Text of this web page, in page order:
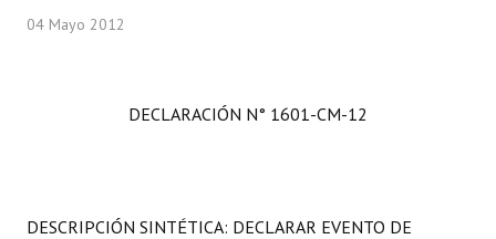
Comisiones Permanentes
LEGISLACIÓN
04 Mayo 2012
DECLARACIÓN N° 1601-CM-12
DESCRIPCIÓN SINTÉTICA: DECLARAR EVENTO DE